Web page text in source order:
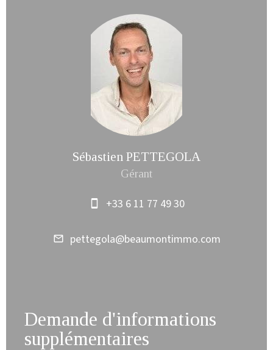
Sébastien PETTEGOLA
Gérant
+33 6 11 77 49 30
pettegola@beaumontimmo.com
Demande d'informations
supplémentaires